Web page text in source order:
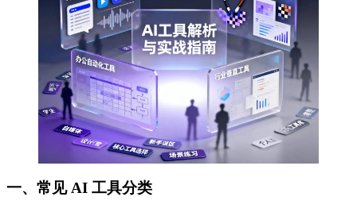
一、常见 AI 工具分类